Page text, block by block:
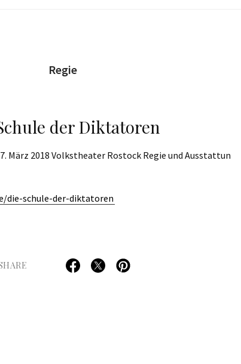
Regie
der Diktatoren
März 2018 Volkstheater Rostock Regie und Ausstattun
die-schule-der-diktatoren